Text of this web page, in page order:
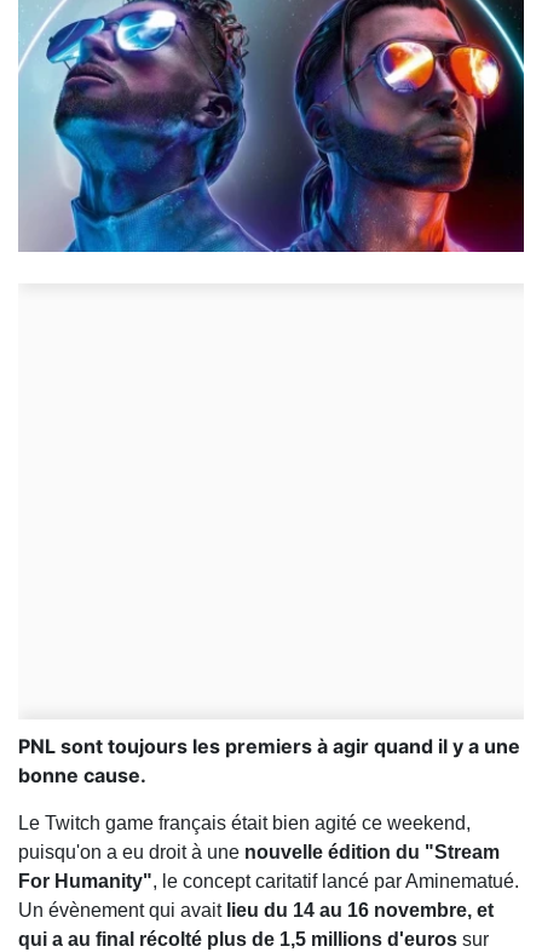
PNL sont toujours les premiers à agir quand il y a une
bonne cause.
Le Twitch game français était bien agité ce weekend,
puisqu'on a eu droit à une nouvelle édition du "Stream
For Humanity", le concept caritatif lancé par Aminematué.
Un évènement qui avait lieu du 14 au 16 novembre, et
qui a au final récolté plus de 1,5 millions d'euros sur